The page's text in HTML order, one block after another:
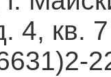
4, кв. 7